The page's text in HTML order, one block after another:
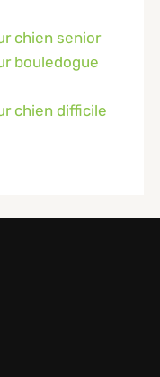
chien senior
bouledogue
chien difficile